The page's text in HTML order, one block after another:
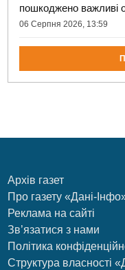
пошкоджено важливі
06 Серпня 2026, 13:59
Архів газет
Про газету «Дані-
Реклама на сайті
Зв’язатися з нами
Політика
Структура власності